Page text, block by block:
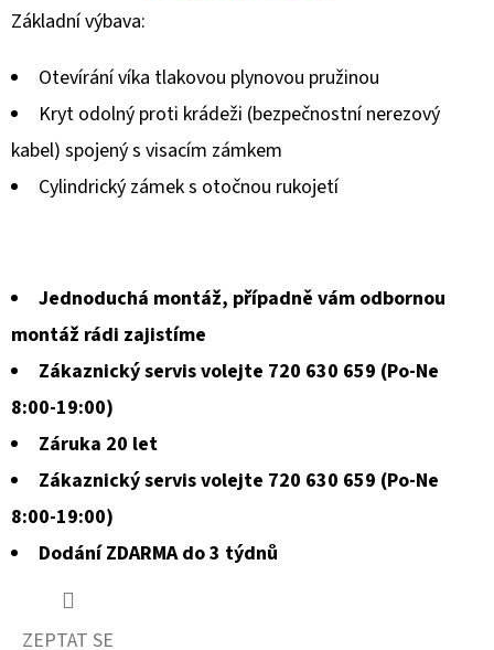
hodnocení
z
Základní výbava:
Otevírání víka tlakovou plynovou pružinou
Kryt odolný proti krádeži (bezpečnostní nerezový
kabel) spojený s visacím zámkem
Cylindrický zámek s otočnou rukojetí
Jednoduchá montáž, případně vám odbornou
montáž rádi zajistíme
Zákaznický servis volejte 720 630 659 (Po-Ne
8:00-19:00)
Záruka 20 let
Zákaznický servis volejte 720 630 659 (Po-Ne
8:00-19:00)
Dodání ZDARMA do 3 týdnů
ZEPTAT SE